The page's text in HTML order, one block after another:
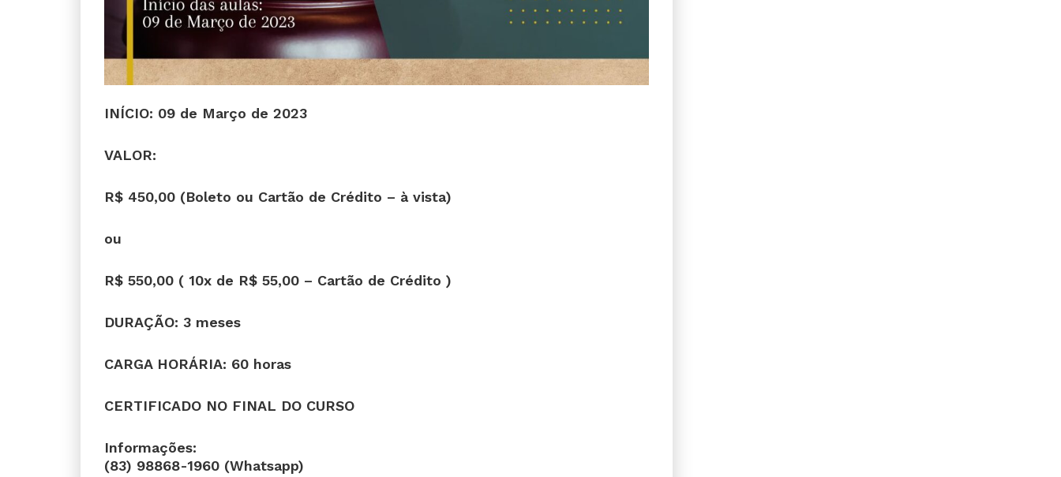
INÍCIO: 09 de Março de 2023
VALOR:
R$ 450,00 (Boleto ou Cartão de Crédito – à vista)
ou
R$ 550,00 ( 10x de R$ 55,00 – Cartão de Crédito )
DURAÇÃO: 3 meses
CARGA HORÁRIA: 60 horas
CERTIFICADO NO FINAL DO CURSO
Informações:
(83) 98868-1960 (Whatsapp)